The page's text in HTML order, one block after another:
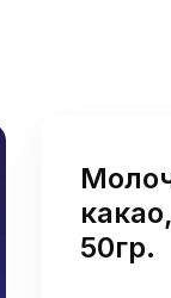
50гр.